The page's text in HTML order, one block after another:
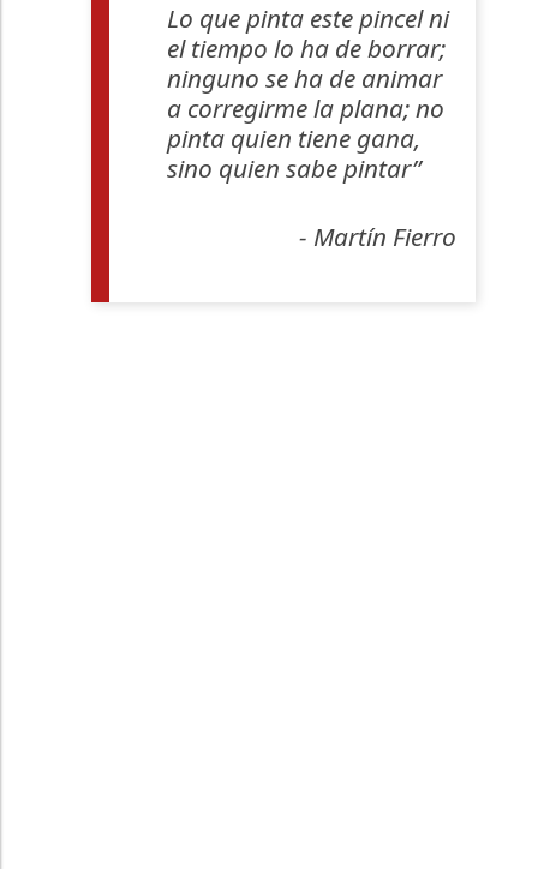
Lo que pinta este pincel ni
el tiempo lo ha de borrar;
ninguno se ha de animar
a corregirme la plana; no
pinta quien tiene gana,
sino quien sabe pintar”
- Martín Fierro